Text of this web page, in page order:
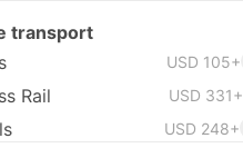
transport
USD 105+
Rail USD 331+
USD 248+